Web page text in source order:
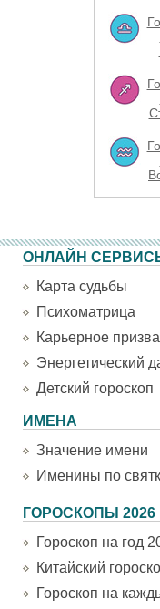
ОНЛАЙН
Карта судьбы
Психоматрица
Карьерное
Энергетический
Детский гороскоп
ИМЕНА
Значение имени
Именины по
ГОРОСКОПЫ 2026
Гороскоп на год
Китайский
Гороскоп на